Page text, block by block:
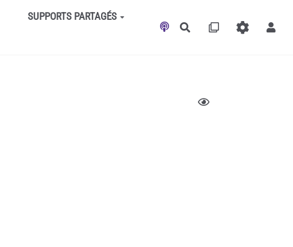
SUPPORTS PARTAGÉS
Rechercher